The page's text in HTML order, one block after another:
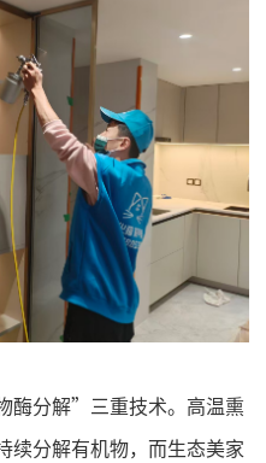
酶分解”三重技术。高温熏
续分解有机物，而生态美家